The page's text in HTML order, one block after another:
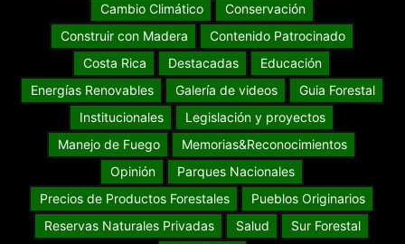
Cambio Climático
Conservación
Construir con Madera
Contenido Patrocinado
Costa Rica
Destacadas
Educación
Energías Renovables
Galería de videos
Guia Forestal
Institucionales
Legislación y proyectos
Manejo de Fuego
Memorias&Reconocimientos
Opinión
Parques Nacionales
Precios de Productos Forestales
Pueblos Originarios
Reservas Naturales Privadas
Salud
Sur Forestal